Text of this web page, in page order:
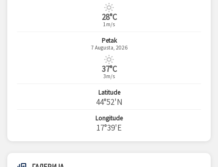
28°C
1m/s
Petak
7 Augusta, 2026
37°C
3m/s
Latitude
44°52'N
Longitude
17°39'E